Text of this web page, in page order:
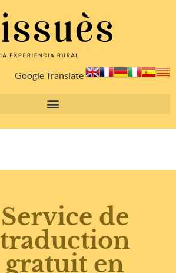
Google Translate
Service de
traduction
gratuit en